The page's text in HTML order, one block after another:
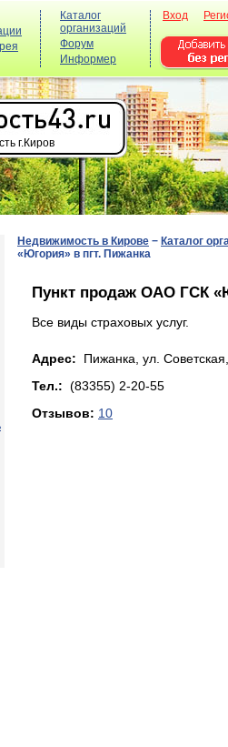
Каталог
организаций
Форум
Информер
Вход
г.Киров
Недвижимость в Кирове − Каталог
«Югория» в пгт. Пижанка
Пункт продаж ОАО ГСК
Все виды страховых услуг.
Адрес: Пижанка, yл.
Тел.: (83355) 2-20-55
Отзывов: 10